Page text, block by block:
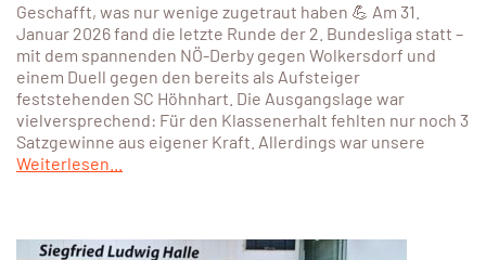
Geschafft, was nur wenige zugetraut haben 💪 Am 31.
Januar 2026 fand die letzte Runde der 2. Bundesliga statt –
mit dem spannenden NÖ-Derby gegen Wolkersdorf und
einem Duell gegen den bereits als Aufsteiger
feststehenden SC Höhnhart. Die Ausgangslage war
vielversprechend: Für den Klassenerhalt fehlten nur noch 3
Satzgewinne aus eigener Kraft. Allerdings war unsere
Weiterlesen...